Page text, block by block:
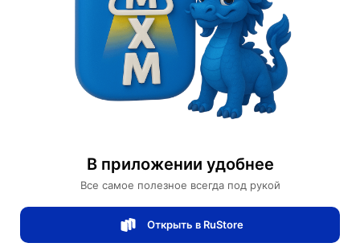
В приложении удобнее
Все самое полезное всегда под рукой
Открыть в RuStore
Категории
Мебель для дома и офиса
Гостиничная мебель
Прямой диван Daisy темный орех, кожа,
240*85*80 см
0 отзывов